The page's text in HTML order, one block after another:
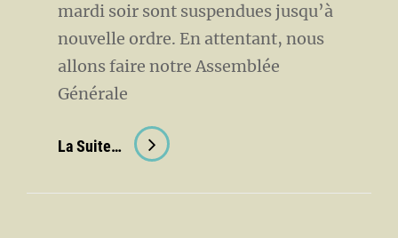
mardi soir sont suspendues jusqu’à
nouvelle ordre. En attentant, nous
allons faire notre Assemblée
Générale
La Suite… Actualités
Novembre